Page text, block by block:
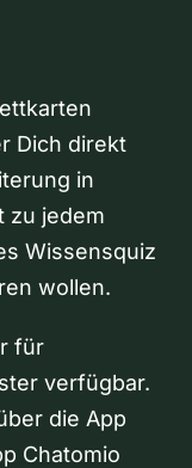
Dich direkt
in
zu jedem
Wissensquiz
wollen.
für
verfügbar.
die App
Chatomio